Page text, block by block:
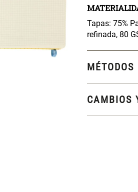
Tapas: 75%
refinada, 80
CAMBIOS